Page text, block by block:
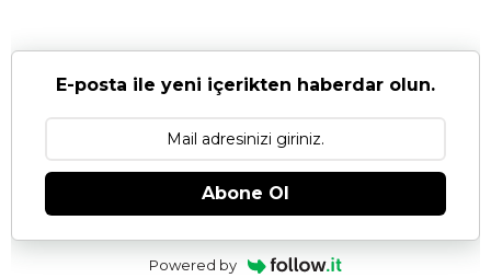
E-posta ile yeni içerikten haberdar olun.
Abone Ol
Powered by